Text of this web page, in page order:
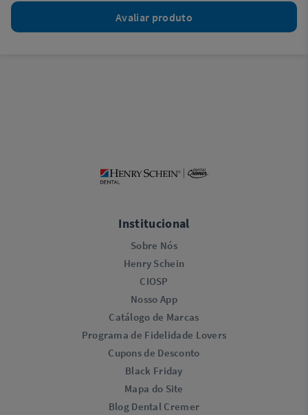
Avaliar produto
Institucional
Sobre Nós
Henry Schein
CIOSP
Nosso App
Catálogo de Marcas
Programa de Fidelidade Lovers​
Cupons de Desconto
Black Friday
Mapa do Site
Blog Dental Cremer